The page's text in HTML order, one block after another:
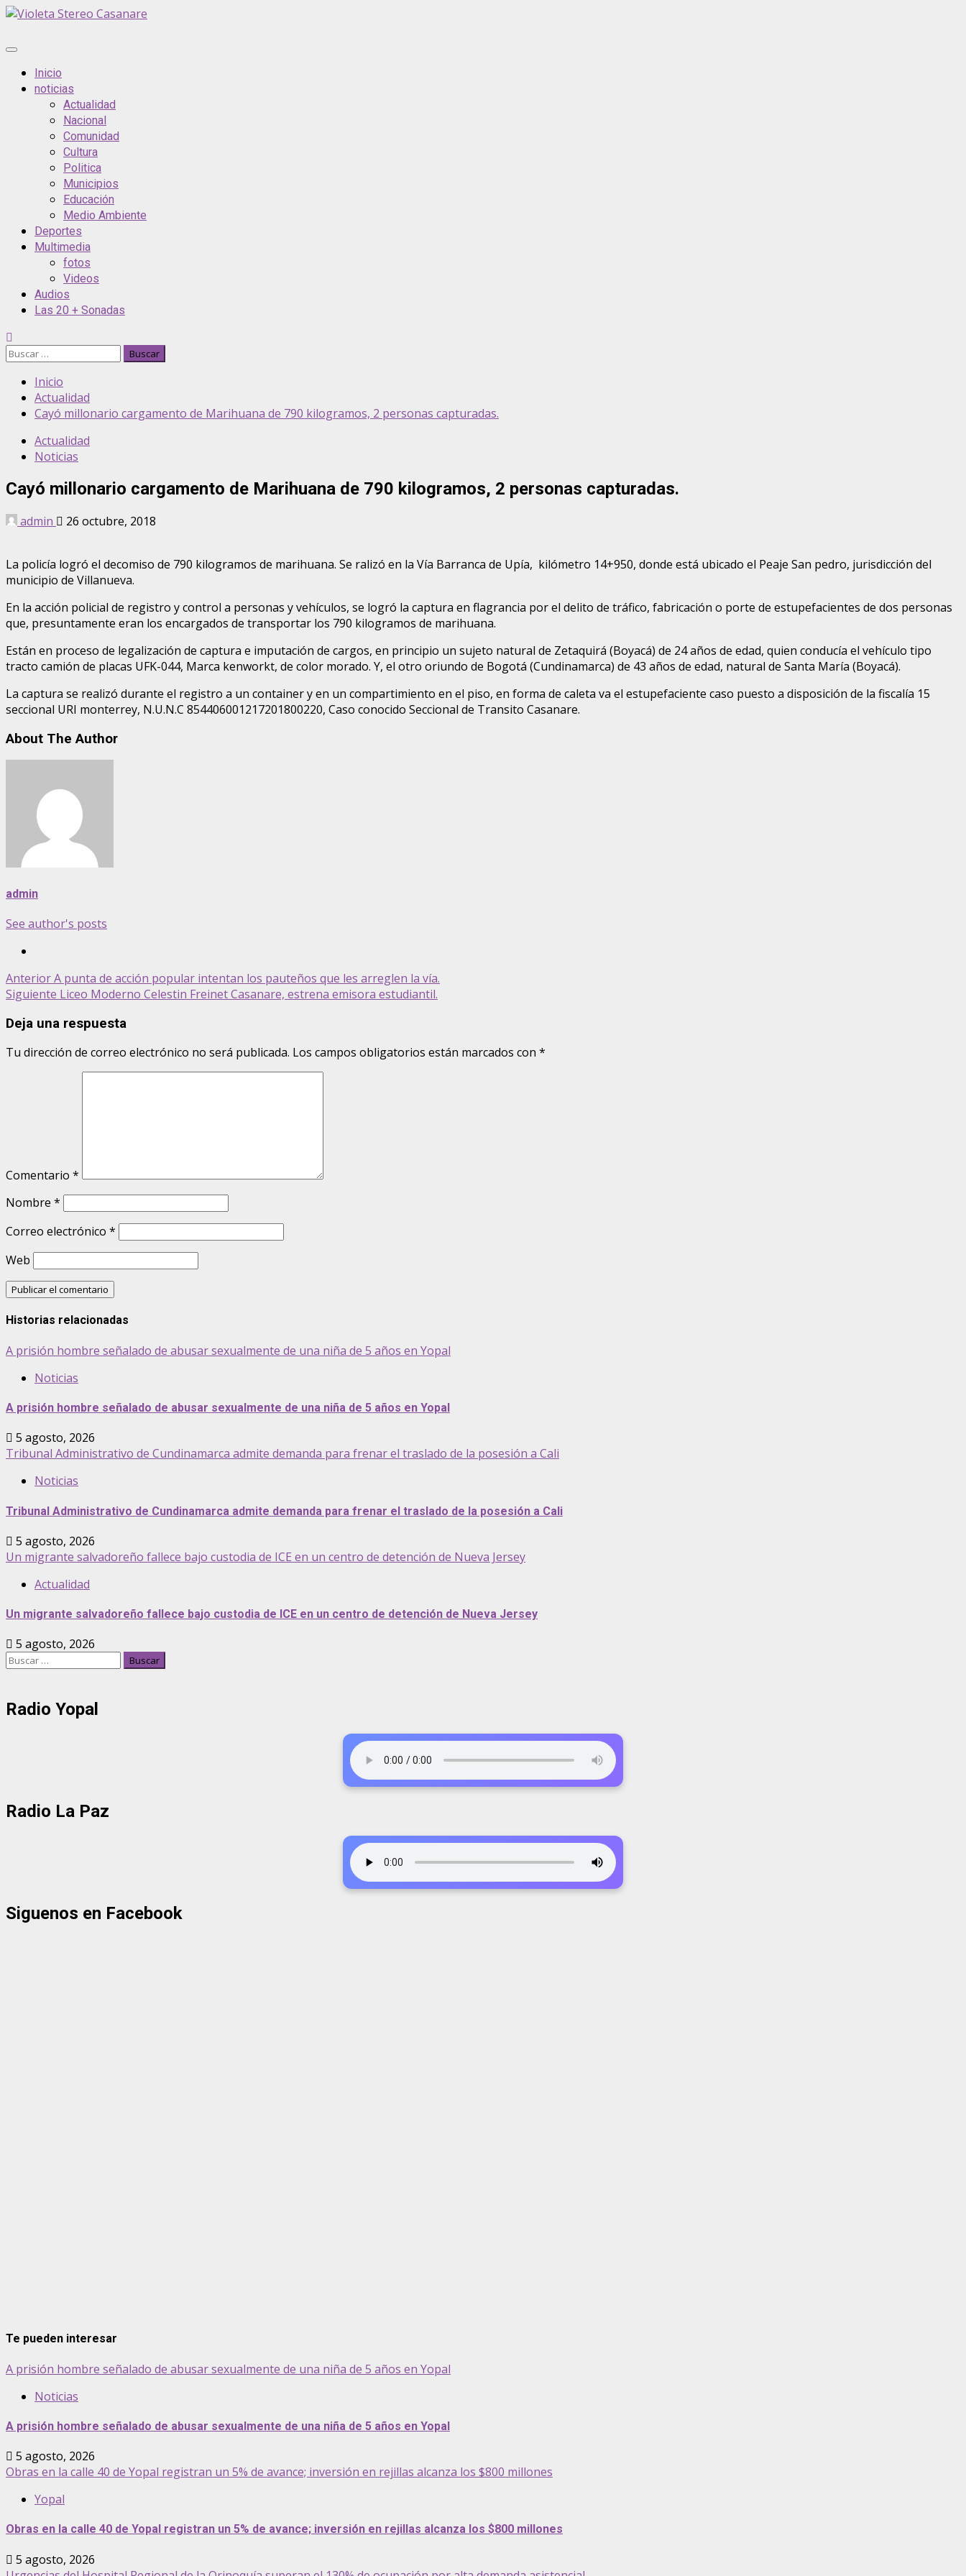
Saltar
contenido
Menú
principalInicio
noticias
Actualidad
Nacional
Comunidad
Cultura
Politica
Municipios
Educación
Medio Ambiente
Deportes
Multimedia
fotos
Videos
Audios
Las 20 + Sonadas
Buscar:
Inicio
Actualidad
Cayó millonario cargamento de Marihuana de 790 kilogramos, 2 personas capturadas.
Actualidad
Noticias
Cayó millonario cargamento de Marihuana de 790 kilogramos, 2 personas capturadas.
admin 26 octubre, 2018
La policía logró el decomiso de 790 kilogramos de marihuana. Se ralizó en la Vía Barranca de Upía, kilómetro 14+950, donde está ubicado el Peaje San pedro, jurisdicción del
municipio de Villanueva.
En la acción policial de registro y control a personas y vehículos, se logró la captura en flagrancia por el delito de tráfico, fabricación o porte de estupefacientes de dos personas
que, presuntamente eran los encargados de transportar los 790 kilogramos de marihuana.
Están en proceso de legalización de captura e imputación de cargos, en principio un sujeto natural de Zetaquirá (Boyacá) de 24 años de edad, quien conducía el vehículo tipo
tracto camión de placas UFK-044, Marca kenworkt, de color morado. Y, el otro oriundo de Bogotá (Cundinamarca) de 43 años de edad, natural de Santa María (Boyacá).
La captura se realizó durante el registro a un container y en un compartimiento en el piso, en forma de caleta va el estupefaciente caso puesto a disposición de la fiscalía 15
seccional URI monterrey, N.U.N.C 854406001217201800220, Caso conocido Seccional de Transito Casanare.
About The Author
admin
See author's posts
Post
navigation
AnteriorA punta de acción popular intentan los pauteños que les arreglen la vía.
Siguiente Liceo Moderno Celestin Freinet Casanare, estrena emisora estudiantil.
Deja una respuesta
Tu dirección de correo electrónico no será publicada. Los campos obligatorios están marcados con *
Comentario *
Nombre *
Correo electrónico *
Web
Historias relacionadas
A prisión hombre señalado de abusar sexualmente de una niña de 5 años en Yopal
Noticias
A prisión hombre señalado de abusar sexualmente de una niña de 5 años en Yopal
5 agosto, 2026
Tribunal Administrativo de Cundinamarca admite demanda para frenar el traslado de la posesión a Cali
Noticias
Tribunal Administrativo de Cundinamarca admite demanda para frenar el traslado de la posesión a Cali
5 agosto, 2026
Un migrante salvadoreño fallece bajo custodia de ICE en un centro de detención de Nueva Jersey
Actualidad
Un migrante salvadoreño fallece bajo custodia de ICE en un centro de detención de Nueva Jersey
5 agosto, 2026
Buscar:
Radio Yopal
Radio La Paz
Siguenos en Facebook
Te pueden interesar
A prisión hombre señalado de abusar sexualmente de una niña de 5 años en Yopal
Noticias
A prisión hombre señalado de abusar sexualmente de una niña de 5 años en Yopal
5 agosto, 2026
Obras en la calle 40 de Yopal registran un 5% de avance; inversión en rejillas alcanza los $800 millones
Yopal
Obras en la calle 40 de Yopal registran un 5% de avance; inversión en rejillas alcanza los $800 millones
5 agosto, 2026